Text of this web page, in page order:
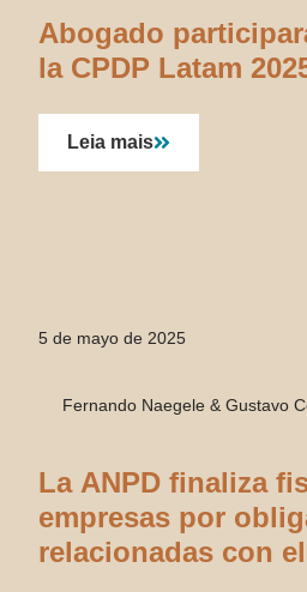
Abogado
la CPDP Latam
Leia mais
5 de mayo de 2025
Fernando Naegele & Gustavo
La ANPD finaliza
empresas por
relacionadas con